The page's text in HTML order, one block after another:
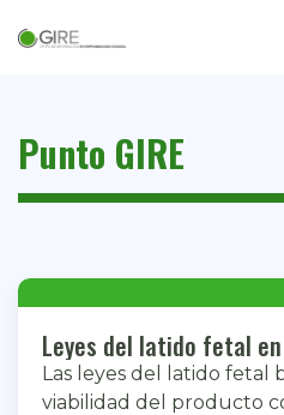
Punto GIRE
Leyes del latido fetal
Las leyes del latido fetal
viabilidad del producto